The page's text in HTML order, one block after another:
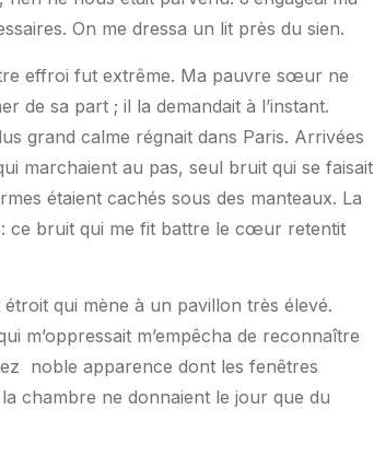
On me dressa un lit près du sien.
effroi fut extrême. Ma pauvre sœur ne
de sa part ; il la demandait à l’instant.
grand calme régnait dans Paris. Arrivées
marchaient au pas, seul bruit qui se faisait
étaient cachés sous des manteaux. La
ce bruit qui me fit battre le cœur retentit
qui mène à un pavillon très élevé.
m’oppressait m’empêcha de reconnaître
noble apparence dont les fenêtres
chambre ne donnaient le jour que du